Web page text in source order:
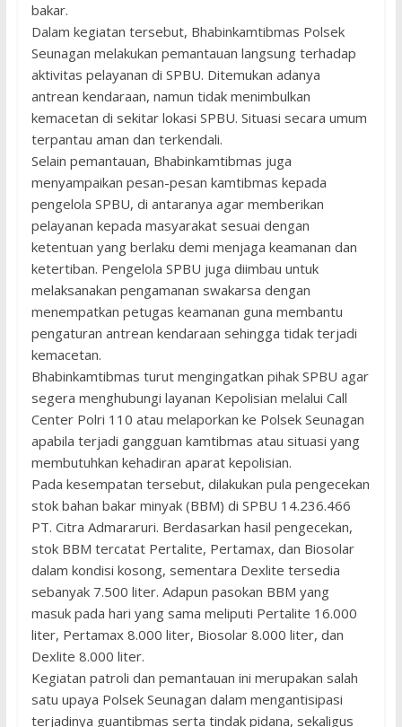
bakar.
Dalam kegiatan tersebut, Bhabinkamtibmas Polsek
Seunagan melakukan pemantauan langsung terhadap
aktivitas pelayanan di SPBU. Ditemukan adanya
antrean kendaraan, namun tidak menimbulkan
kemacetan di sekitar lokasi SPBU. Situasi secara umum
terpantau aman dan terkendali.
Selain pemantauan, Bhabinkamtibmas juga
menyampaikan pesan-pesan kamtibmas kepada
pengelola SPBU, di antaranya agar memberikan
pelayanan kepada masyarakat sesuai dengan
ketentuan yang berlaku demi menjaga keamanan dan
ketertiban. Pengelola SPBU juga diimbau untuk
melaksanakan pengamanan swakarsa dengan
menempatkan petugas keamanan guna membantu
pengaturan antrean kendaraan sehingga tidak terjadi
kemacetan.
Bhabinkamtibmas turut mengingatkan pihak SPBU agar
segera menghubungi layanan Kepolisian melalui Call
Center Polri 110 atau melaporkan ke Polsek Seunagan
apabila terjadi gangguan kamtibmas atau situasi yang
membutuhkan kehadiran aparat kepolisian.
Pada kesempatan tersebut, dilakukan pula pengecekan
stok bahan bakar minyak (BBM) di SPBU 14.236.466
PT. Citra Admararuri. Berdasarkan hasil pengecekan,
stok BBM tercatat Pertalite, Pertamax, dan Biosolar
dalam kondisi kosong, sementara Dexlite tersedia
sebanyak 7.500 liter. Adapun pasokan BBM yang
masuk pada hari yang sama meliputi Pertalite 16.000
liter, Pertamax 8.000 liter, Biosolar 8.000 liter, dan
Dexlite 8.000 liter.
Kegiatan patroli dan pemantauan ini merupakan salah
satu upaya Polsek Seunagan dalam mengantisipasi
terjadinya guantibmas serta tindak pidana, sekaligus